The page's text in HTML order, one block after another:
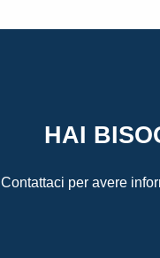
HAI
Contattaci per avere